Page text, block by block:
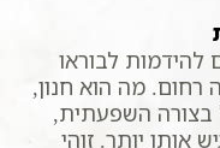
לבוראו
רחום. מה הוא חנון,
בצורה השפעתית,
אותו יותר. זוהי